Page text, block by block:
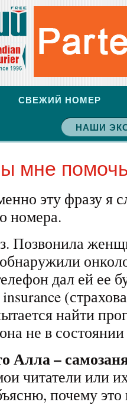
СВЕЖИЙ НОМЕР
НАШИ
мне
эту фразу я
номера.
Позвонила
дал ей ее
найти
не в состоянии
Алла –
читатели или
почему